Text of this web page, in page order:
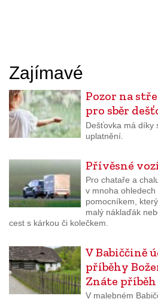
Zajímavé
Pozor na
pro sběr
Dešťovka má díky
uplatnění.
Přívěsné
Pro chataře a
v mnoha ohledech
pomocníkem,
malý náklaďák
cest s kárkou či kolečkem.
V Babiččině
příběhy
Znáte
V malebném